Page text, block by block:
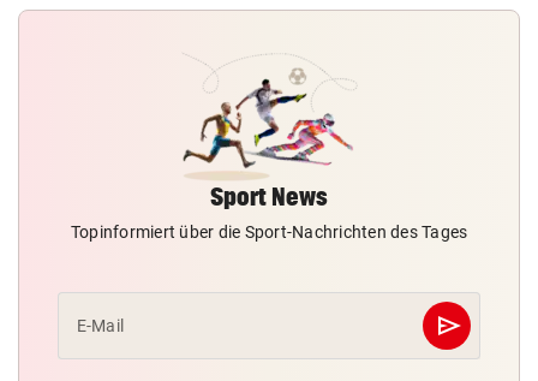
Sport News
Topinformiert über die Sport-Nachrichten des Tages
E-Mail send
Abschicken